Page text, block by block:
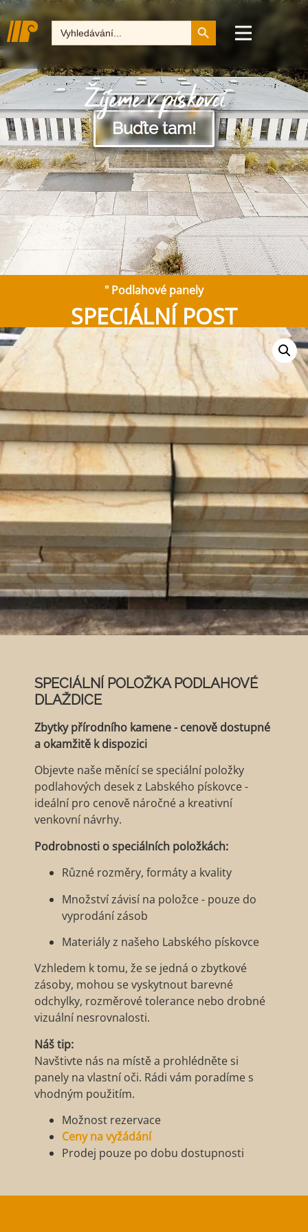
Hledat: Tlačítko pro
Žijeme v pískovci
Buďte tam!
" Podlahové panely
SPECIÁLNÍ POST
SPECIÁLNÍ POLOŽKA PODLAHOVÉ
DLAŽDICE
Zbytky přírodního kamene - cenově dostupné
a okamžitě k dispozici
Objevte naše měnící se speciální položky
podlahových desek z Labského pískovce -
ideální pro cenově náročné a kreativní
venkovní návrhy.
Podrobnosti o speciálních položkách:
Různé rozměry, formáty a kvality
Množství závisí na položce - pouze do
vyprodání zásob
Materiály z našeho Labského pískovce
Vzhledem k tomu, že se jedná o zbytkové
zásoby, mohou se vyskytnout barevné
odchylky, rozměrové tolerance nebo drobné
vizuální nesrovnalosti.
Náš tip:
Navštivte nás na místě a prohlédněte si
panely na vlastní oči. Rádi vám poradíme s
vhodným použitím.
Možnost rezervace
Ceny na vyžádání
Prodej pouze po dobu dostupnosti